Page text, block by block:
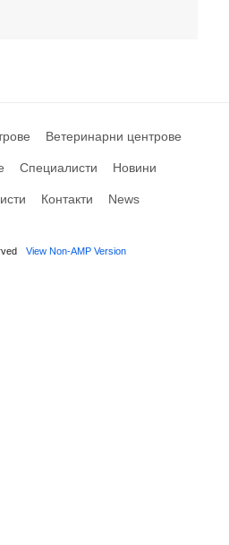
Ветеринарни центрове
Специалисти Новини
Контакти News
View Non-AMP Version